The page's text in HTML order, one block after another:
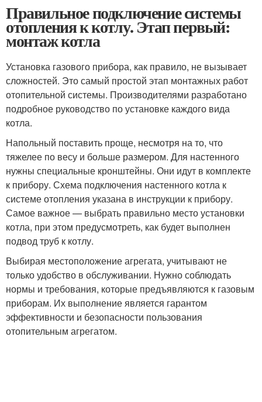
Правильное подключение системы
отопления к котлу. Этап первый:
монтаж котла
Установка газового прибора, как правило, не вызывает
сложностей. Это самый простой этап монтажных работ
отопительной системы. Производителями разработано
подробное руководство по установке каждого вида
котла.
Напольный поставить проще, несмотря на то, что
тяжелее по весу и больше размером. Для настенного
нужны специальные кронштейны. Они идут в комплекте
к прибору. Схема подключения настенного котла к
системе отопления указана в инструкции к прибору.
Самое важное — выбрать правильно место установки
котла, при этом предусмотреть, как будет выполнен
подвод труб к котлу.
Выбирая местоположение агрегата, учитывают не
только удобство в обслуживании. Нужно соблюдать
нормы и требования, которые предъявляются к газовым
приборам. Их выполнение является гарантом
эффективности и безопасности пользования
отопительным агрегатом.